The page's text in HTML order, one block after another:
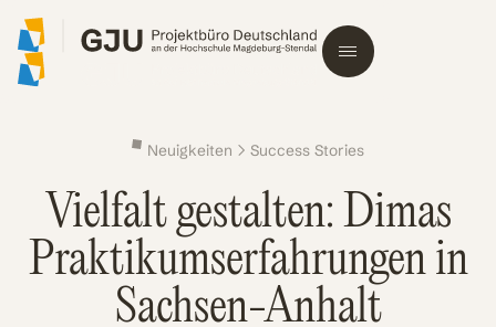
Neuigkeiten Success Stories
Vielfalt gestalten: Dimas
Praktikumserfahrungen in
Sachsen-Anhalt